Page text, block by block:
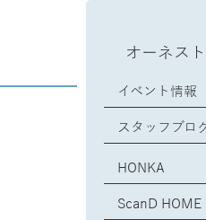
オーネス
イベント情報
スタッフブロ
HONKA
ScanD HOME